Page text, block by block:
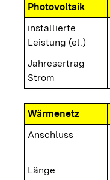
Photovoltaik
installierte
Leistung (el.)
Jahresertrag
Strom
Wärmenetz
Anschluss
Länge